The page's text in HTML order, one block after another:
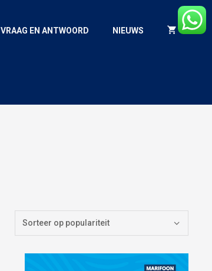
VRAAG EN ANTWOORD NIEUWS